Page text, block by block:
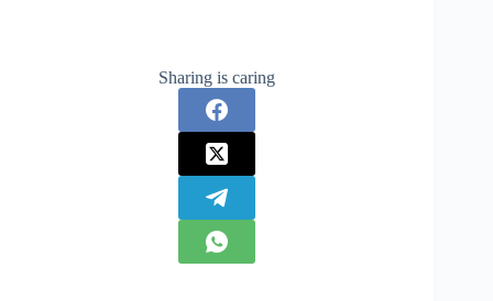
Sharing is caring